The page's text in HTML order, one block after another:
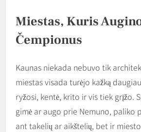
Miestas, Kuris
Čempionus
Kaunas niekada nebuvo tik
miestas visada turėjo kažką
ryžosi, kentė, krito ir vis tiek grįžo.
gimė ar augo prie Nemuno, paliko
ant takelių ar aikštelių, bet ir